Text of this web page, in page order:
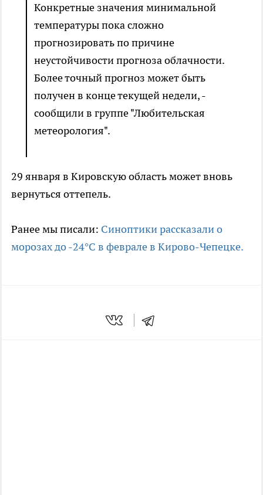
Конкретные значения минимальной
температуры пока сложно
прогнозировать по причине
неустойчивости прогноза облачности.
Более точный прогноз может быть
получен в конце текущей недели, -
сообщили в группе "Любительская
метеорология".
29 января в Кировскую область может вновь
вернуться оттепель.
Ранее мы писали: Синоптики рассказали о
морозах до -24°C в феврале в Кирово-Чепецке.